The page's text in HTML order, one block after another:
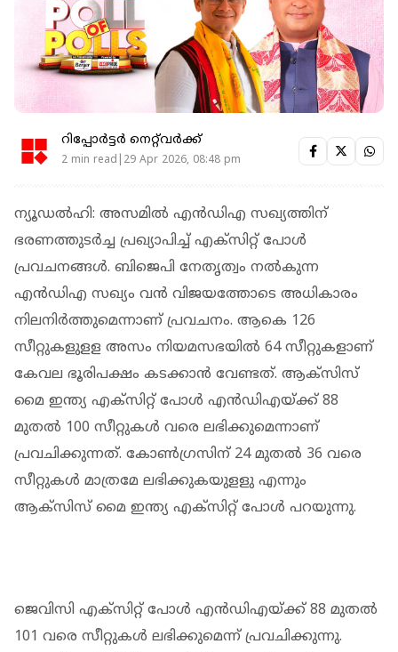
റിപ്പോർട്ടർ നെറ്റ്‌വര്‍ക്ക്‌
2 min read|29 Apr 2026, 08:48 pm
ന്യൂഡല്‍ഹി: അസമില്‍ എന്‍ഡിഎ സഖ്യത്തിന്
ഭരണത്തുടര്‍ച്ച പ്രഖ്യാപിച്ച് എക്‌സിറ്റ് പോള്‍
പ്രവചനങ്ങള്‍. ബിജെപി നേതൃത്വം നല്‍കുന്ന
എന്‍ഡിഎ സഖ്യം വന്‍ വിജയത്തോടെ അധികാരം
നിലനിര്‍ത്തുമെന്നാണ് പ്രവചനം. ആകെ 126
സീറ്റുകളുളള അസം നിയമസഭയില്‍ 64 സീറ്റുകളാണ്
കേവല ഭൂരിപക്ഷം കടക്കാന്‍ വേണ്ടത്. ആക്‌സിസ്
മൈ ഇന്ത്യ എക്‌സിറ്റ് പോള്‍ എന്‍ഡിഎയ്ക്ക് 88
മുതല്‍ 100 സീറ്റുകള്‍ വരെ ലഭിക്കുമെന്നാണ്
പ്രവചിക്കുന്നത്. കോണ്‍ഗ്രസിന് 24 മുതല്‍ 36 വരെ
സീറ്റുകള്‍ മാത്രമേ ലഭിക്കുകയുളളു എന്നും
ആക്‌സിസ് മൈ ഇന്ത്യ എക്‌സിറ്റ് പോള്‍ പറയുന്നു.
ജെവിസി എക്‌സിറ്റ് പോള്‍ എന്‍ഡിഎയ്ക്ക് 88 മുതല്‍
101 വരെ സീറ്റുകള്‍ ലഭിക്കുമെന്ന് പ്രവചിക്കുന്നു.